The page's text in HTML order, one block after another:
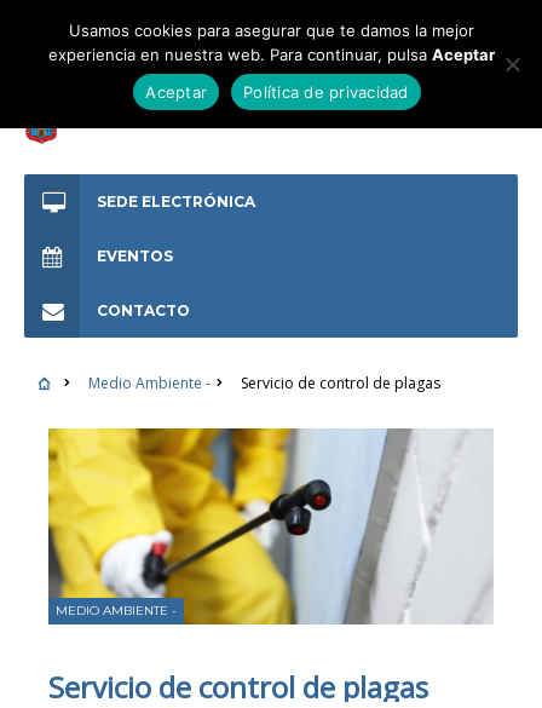
SEDE ELECTRÓNICA
EVENTOS
CONTACTO
Medio Ambiente - Servicio de control de plagas
MEDIO AMBIENTE -
Servicio de control de plagas
Usamos cookies para asegurar que te damos la mejor
experiencia en nuestra web. Para continuar, pulsa Aceptar
Aceptar
Política de privacidad